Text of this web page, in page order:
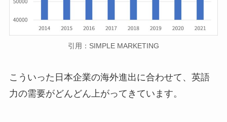
引用：SIMPLE MARKETING
こういった日本企業の海外進出に合わせて、英語
力の需要がどんどん上がってきています。